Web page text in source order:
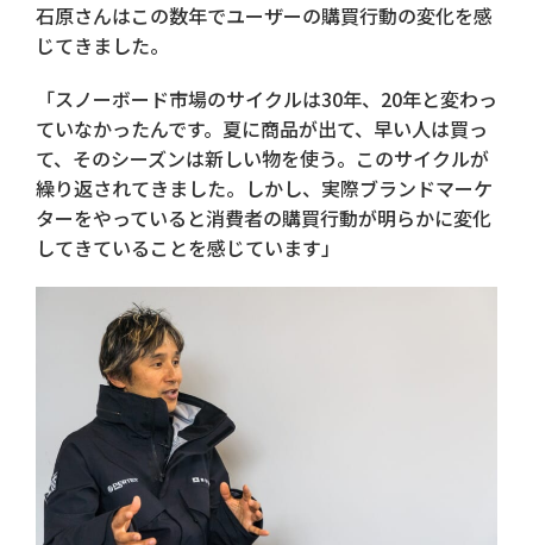
石原さんはこの数年でユーザーの購買行動の変化を感
じてきました。
「スノーボード市場のサイクルは30年、20年と変わっ
ていなかったんです。夏に商品が出て、早い人は買っ
て、そのシーズンは新しい物を使う。このサイクルが
繰り返されてきました。しかし、実際ブランドマーケ
ターをやっていると消費者の購買行動が明らかに変化
してきていることを感じています」